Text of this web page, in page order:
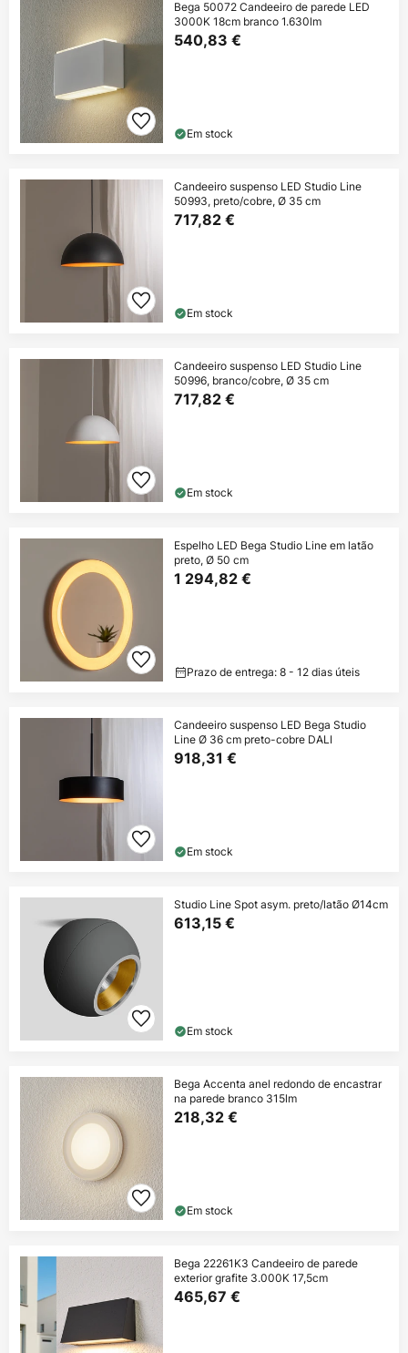
Bega 50072 Candeeiro de parede LED
3000K 18cm branco 1.630lm
540,83 €
Em stock
Candeeiro suspenso LED Studio Line
50993, preto/cobre, Ø 35 cm
717,82 €
Em stock
Candeeiro suspenso LED Studio Line
50996, branco/cobre, Ø 35 cm
717,82 €
Em stock
Espelho LED Bega Studio Line em latão
preto, Ø 50 cm
1 294,82 €
Prazo de entrega: 8 - 12 dias úteis
Candeeiro suspenso LED Bega Studio
Line Ø 36 cm preto-cobre DALI
918,31 €
Em stock
Studio Line Spot asym. preto/latão Ø14cm
613,15 €
Em stock
Bega Accenta anel redondo de encastrar
na parede branco 315lm
218,32 €
Em stock
Bega 22261K3 Candeeiro de parede
exterior grafite 3.000K 17,5cm
465,67 €